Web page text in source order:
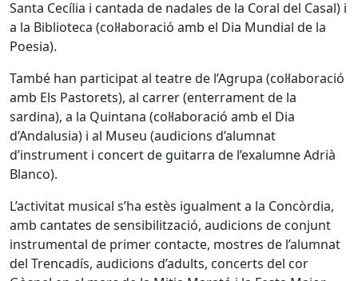
Santa Cecília i cantada de nadales de la Coral del Casal) i
a la Biblioteca (col·laboració amb el Dia Mundial de la
Poesia).
També han participat al teatre de l’Agrupa (col·laboració
amb Els Pastorets), al carrer (enterrament de la
sardina), a la Quintana (col·laboració amb el Dia
d’Andalusia) i al Museu (audicions d’alumnat
d’instrument i concert de guitarra de l’exalumne Adrià
Blanco).
L’activitat musical s’ha estès igualment a la Concòrdia,
amb cantates de sensibilització, audicions de conjunt
instrumental de primer contacte, mostres de l’alumnat
del Trencadís, audicions d’adults, concerts del cor